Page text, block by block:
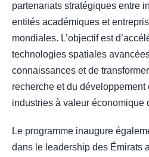
partenariats stratégiques entre
entités académiques et
mondiales. L’objectif est
technologies spatiales
connaissances et de
recherche et du
industries à valeur économique
Le programme inaugure
dans le leadership des Émirats